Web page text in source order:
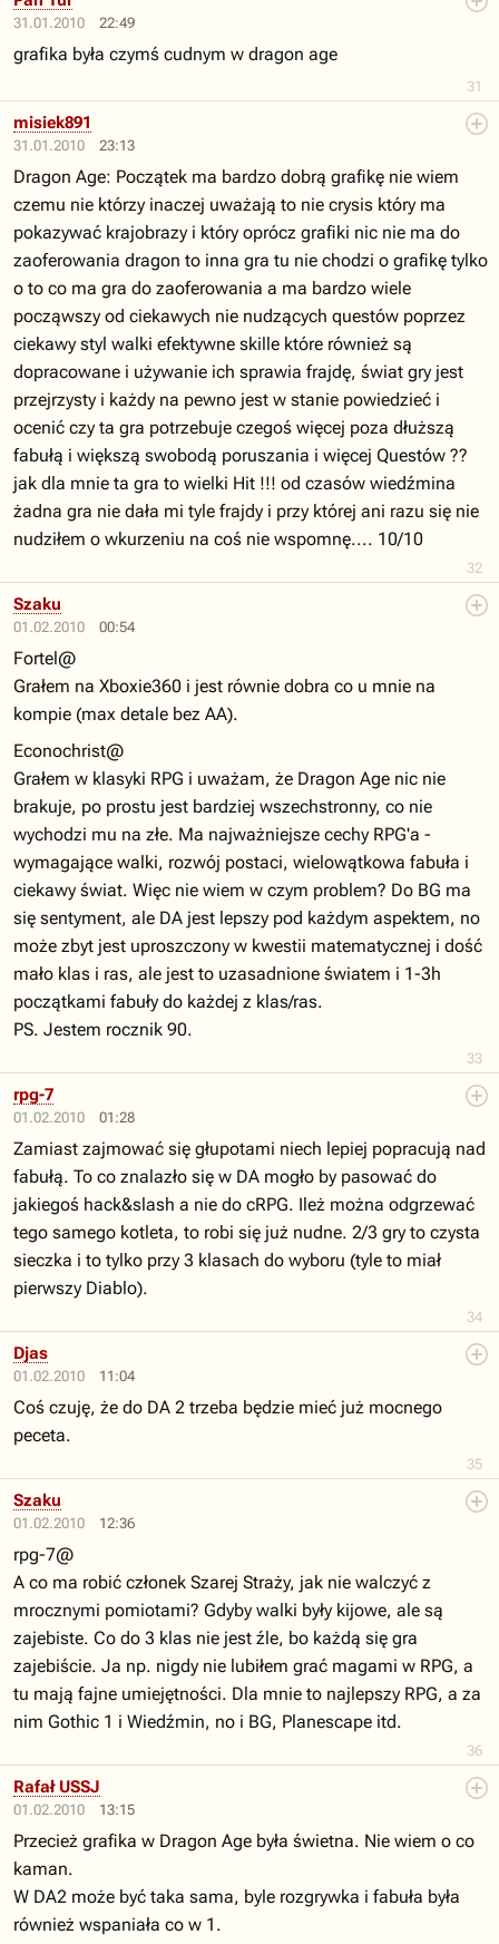
31.01.2010 22:49
31
grafika była czymś cudnym w dragon age
31.01.2010 23:13
32
misiek891
Dragon Age: Początek ma bardzo dobrą grafikę nie wiem
czemu nie którzy inaczej uważają to nie crysis który ma
pokazywać krajobrazy i który oprócz grafiki nic nie ma do
zaoferowania dragon to inna gra tu nie chodzi o grafikę tylko
o to co ma gra do zaoferowania a ma bardzo wiele
począwszy od ciekawych nie nudzących questów poprzez
ciekawy styl walki efektywne skille które również są
dopracowane i używanie ich sprawia frajdę, świat gry jest
przejrzysty i każdy na pewno jest w stanie powiedzieć i
ocenić czy ta gra potrzebuje czegoś więcej poza dłuższą
fabułą i większą swobodą poruszania i więcej Questów ??
jak dla mnie ta gra to wielki Hit !!! od czasów wiedźmina
żadna gra nie dała mi tyle frajdy i przy której ani razu się nie
nudziłem o wkurzeniu na coś nie wspomnę.... 10/10
01.02.2010 00:54
33
Szaku
Fortel@
Grałem na Xboxie360 i jest równie dobra co u mnie na
kompie (max detale bez AA).
Econochrist@
Grałem w klasyki RPG i uważam, że Dragon Age nic nie
brakuje, po prostu jest bardziej wszechstronny, co nie
wychodzi mu na złe. Ma najważniejsze cechy RPG'a -
wymagające walki, rozwój postaci, wielowątkowa fabuła i
ciekawy świat. Więc nie wiem w czym problem? Do BG ma
się sentyment, ale DA jest lepszy pod każdym aspektem, no
może zbyt jest uproszczony w kwestii matematycznej i dość
mało klas i ras, ale jest to uzasadnione światem i 1-3h
początkami fabuły do każdej z klas/ras.
PS. Jestem rocznik 90.
01.02.2010 01:28
34
rpg-7
Zamiast zajmować się głupotami niech lepiej popracują nad
fabułą. To co znalazło się w DA mogło by pasować do
jakiegoś hack&slash a nie do cRPG. Ileż można odgrzewać
tego samego kotleta, to robi się już nudne. 2/3 gry to czysta
sieczka i to tylko przy 3 klasach do wyboru (tyle to miał
pierwszy Diablo).
01.02.2010 11:04
35
Djas
Coś czuję, że do DA 2 trzeba będzie mieć już mocnego
peceta.
01.02.2010 12:36
36
Szaku
rpg-7@
A co ma robić członek Szarej Straży, jak nie walczyć z
mrocznymi pomiotami? Gdyby walki były kijowe, ale są
zajebiste. Co do 3 klas nie jest źle, bo każdą się gra
zajebiście. Ja np. nigdy nie lubiłem grać magami w RPG, a
tu mają fajne umiejętności. Dla mnie to najlepszy RPG, a za
nim Gothic 1 i Wiedźmin, no i BG, Planescape itd.
01.02.2010 13:15
Rafał USSJ
Przecież grafika w Dragon Age była świetna. Nie wiem o co
kaman.
W DA2 może być taka sama, byle rozgrywka i fabuła była
również wspaniała co w 1.